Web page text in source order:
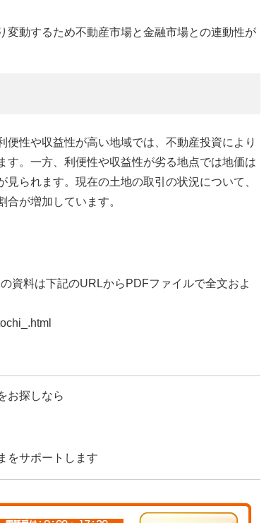
変動するため不動産市場と金融市場との連動性が
性や収益性が高い地域では、不動産投資により
す。一方、利便性や収益性が劣る地点では地価は
られます。現在の土地の取引の状況について、
が増加しています。
資料は下記のURLからPDFファイルで全文およ
お探しなら
をサポートします